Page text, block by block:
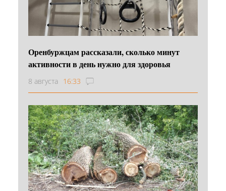
Оренбуржцам рассказали, сколько минут
активности в день нужно для здоровья
8 августа 16:33